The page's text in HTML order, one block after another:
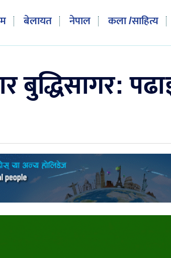
बेलायत नेपाल कला /साहित्य
बुद्धिसागर: